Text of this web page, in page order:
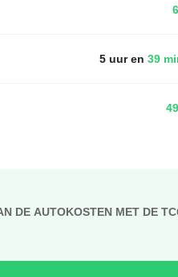
5 uur en 39
DE AUTOKOSTEN MET DE